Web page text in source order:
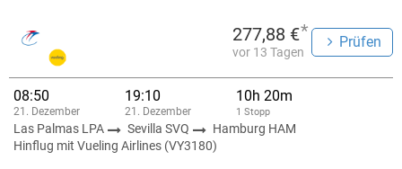
277,88 €*
vor 13 Tagen
Prüfen
08:50
21. Dezember
19:10
21. Dezember
10h 20m
1 Stopp
Las Palmas LPA Sevilla SVQ
Hamburg HAM
Hinflug mit Vueling Airlines (VY3180)